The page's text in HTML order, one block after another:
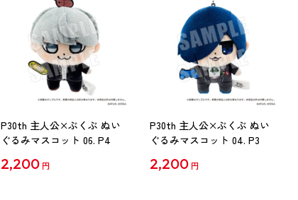
P30th 主人公×ぶくぶ ぬい
ぐるみマスコット 06. P4
2,200 円
P30th 主人公×ぶくぶ ぬい
ぐるみマスコット 04. P3
2,200 円